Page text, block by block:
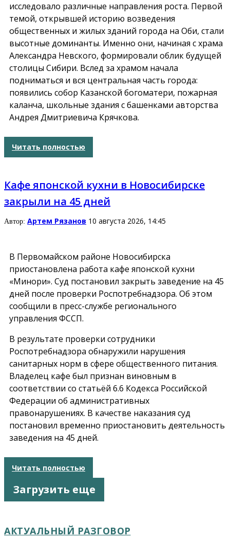
исследовало различные направления роста. Первой
темой, открывшей историю возведения
общественных и жилых зданий города на Оби, стали
высотные доминанты. Именно они, начиная с храма
Александра Невского, формировали облик будущей
столицы Сибири. Вслед за храмом начала
подниматься и вся центральная часть города:
появились собор Казанской богоматери, пожарная
каланча, школьные здания с башенками авторства
Андрея Дмитриевича Крячкова.
Читать полностью
Кафе японской кухни в Новосибирске
закрыли на 45 дней
Автор: Артем Рязанов 10 августа 2026, 14:45
В Первомайском районе Новосибирска
приостановлена работа кафе японской кухни
«Минори». Суд постановил закрыть заведение на 45
дней после проверки Роспотребнадзора. Об этом
сообщили в пресс-службе регионального
управления ФССП.
В результате проверки сотрудники
Роспотребнадзора обнаружили нарушения
санитарных норм в сфере общественного питания.
Владелец кафе был признан виновным в
соответствии со статьёй 6.6 Кодекса Российской
Федерации об административных
правонарушениях. В качестве наказания суд
постановил временно приостановить деятельность
заведения на 45 дней.
Читать полностью
Загрузить еще
АКТУАЛЬНЫЙ РАЗГОВОР